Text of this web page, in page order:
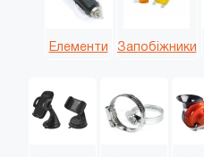
Елементи Запобіжники